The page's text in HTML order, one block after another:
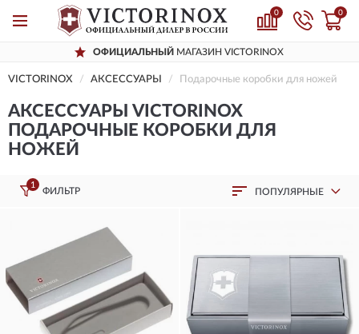
0 0
ОФИЦИАЛЬНЫЙМАГАЗИН VICTORINOX
VICTORINOX AКСЕССУАРЫ Подарочные коробки для ножей
AКСЕССУАРЫ VICTORINOX
ПОДАРОЧНЫЕ КОРОБКИ ДЛЯ
НОЖЕЙ
1
ФИЛЬТР ПОПУЛЯРНЫЕ